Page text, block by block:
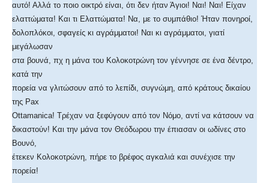
αυτό! Αλλά το ποιο οικτρό είναι, ότι δεν ήταν Άγιοι! Ναι! Ναι! Είχαν
ελαττώματα! Και τι Ελαττώματα! Να, με το συμπάθιο! Ήταν πονηροί,
δολοπλόκοι, σφαγείς κι αγράμματοι! Ναι κι αγράμματοι, γιατί
μεγάλωσαν
στα βουνά, πχ η μάνα του Κολοκοτρώνη τον γέννησε σε ένα δέντρο,
κατά την
πορεία να γλιτώσουν από το λεπίδι, συγνώμη, από κράτους δικαίου
της Pax
Ottamanica! Τρέχαν να ξεφύγουν από τον Νόμο, αντί να κάτσουν να
δικαστούν! Και την μάνα τον Θεόδωρου την έπιασαν οι ωδίνες στο
Βουνό,
έτεκεν Κολοκοτρώνη, πήρε το βρέφος αγκαλιά και συνέχισε την
πορεία!